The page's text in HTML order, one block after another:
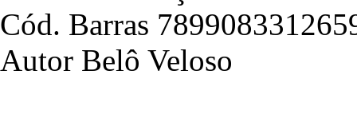
Cód. Barras
Autor Belô Veloso